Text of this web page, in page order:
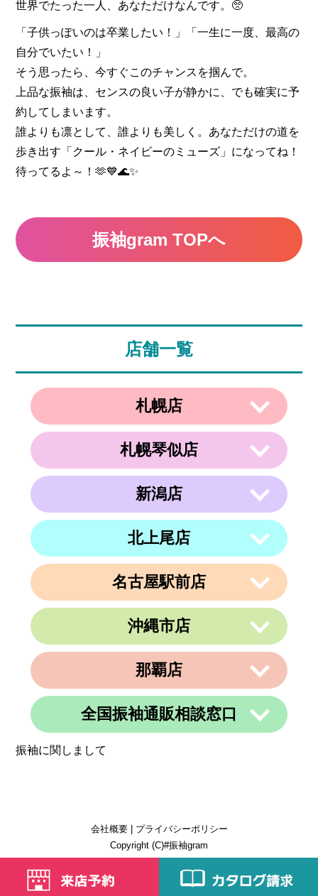
世界でたった一人、あなただけなんです。🥺
「子供っぽいのは卒業したい！」「一生に一度、最高の
自分でいたい！」
そう思ったら、今すぐこのチャンスを掴んで。
上品な振袖は、センスの良い子が静かに、でも確実に予
約してしまいます。
誰よりも凛として、誰よりも美しく。あなただけの道を
歩き出す「クール・ネイビーのミューズ」になってね！
待ってるよ～！🫶💙🌊✨
振袖gram TOPへ
店舗一覧
札幌店
〒003-0002
北海道札幌市白石区東札幌２条２丁目４
午前10時～午後19時
札幌琴似店
〒063-0811
北海道札幌市西区琴似１条５丁目４−１
午前10時～午後19時
新潟店
〒950-0962
025-288-5593
営業時間 午前9時～午後6時
不定休
北上尾店
〒362-0015
埼玉県上尾市緑丘3-3-11-2 PAPA上尾シ
048-729-7688
午前10時～午後19時
名古屋駅前店
〒450-0002
愛知県名古屋市中村区名駅3丁目9番14
名古屋東アーバンビル6F
電話番号 052-990-4694
不定休
沖縄市店
〒904-0034
電話番号 080-8565-3818
定休日 不定休
那覇店
〒902-0069
電話番号 098-884-6600
全国振袖通販相談窓口
営業時間 24時間
振袖に関しまして
会社概要| プライバシーポリシー
Copyright (C)#振袖gram